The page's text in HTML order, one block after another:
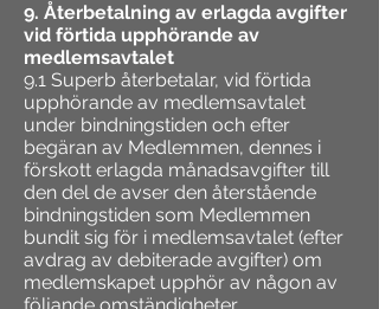
9. Återbetalning av erlagda avgifter
vid förtida upphörande av
medlemsavtalet
9.1 Superb återbetalar, vid förtida
upphörande av medlemsavtalet
under bindningstiden och efter
begäran av Medlemmen, dennes i
förskott erlagda månadsavgifter till
den del de avser den återstående
bindningstiden som Medlemmen
bundit sig för i medlemsavtalet (efter
avdrag av debiterade avgifter) om
medlemskapet upphör av någon av